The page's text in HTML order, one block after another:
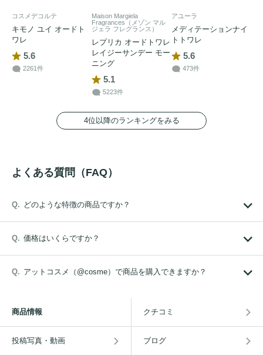
コスメデコルテ
キモノ ユイ オードト
ワレ
5.6
2261件
Maison Margiela
Fragrances（メゾン マル
ジェラ フレグランス）
レプリカ オードトワレ
レイジーサンデー モー
ニング
5.1
5223件
アユーラ
メディテーションナイ
トトワレ
5.6
473件
4位以降のランキングをみる
よくある質問（FAQ）
どのような特徴の商品ですか？
価格はいくらですか？
アットコスメ（@cosme）で商品を購入できますか？
商品情報 クチコミ
投稿写真・動画 ブログ